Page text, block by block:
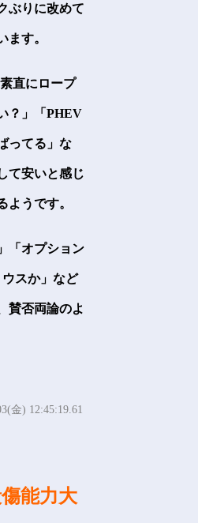
ぶりに改めて
ます。
直にロープ
？」「PHEV
ってる」な
て安いと感じ
ようです。
「オプション
スか」など
賛否両論のよ
金) 12:45:19.61
能力大